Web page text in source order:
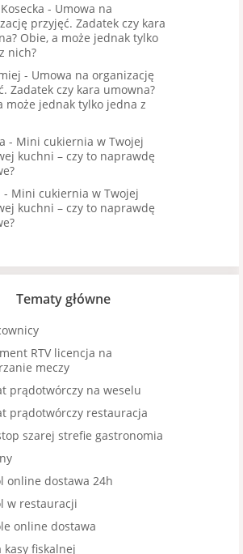
- Umowa na
przyjęć. Zadatek czy kara
Obie, a może jednak tylko
nich?
- Umowa na organizację
Zadatek czy kara umowna?
może jednak tylko jedna z
- Mini cukiernia w Twojej
kuchni – czy to naprawdę
- Mini cukiernia w Twojej
kuchni – czy to naprawdę
Tematy główne
RTV licencja na
meczy
prądotwórczy na weselu
prądotwórczy restauracja
szarej strefie gastronomia
online dostawa 24h
w restauracji
online dostawa
kasy fiskalnej